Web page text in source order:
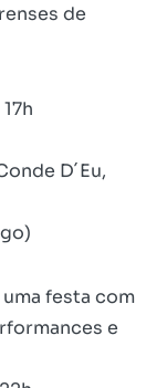
de
D´Eu,
uma festa com
e